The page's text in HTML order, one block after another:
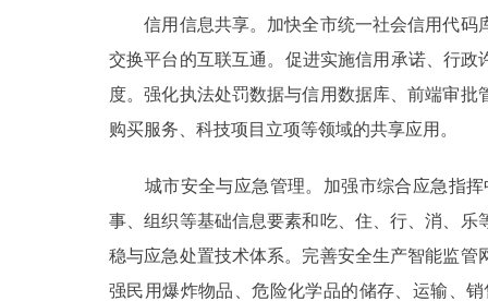
信用信息共享。加快全市统一社会信用代码
交换平台的互联互通。促进实施信用承诺、行
度。强化执法处罚数据与信用数据库、前端审
购买服务、科技项目立项等领域的共享应用。
城市安全与应急管理。加强市综合应急指挥
事、组织等基础信息要素和吃、住、行、消、
稳与应急处置技术体系。完善安全生产智能监
强民用爆炸物品、危险化学品的储存、运输、